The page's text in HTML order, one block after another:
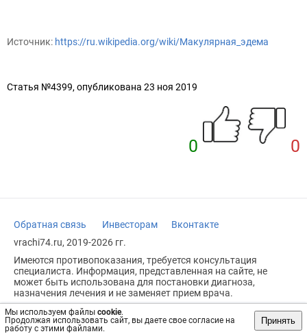
Мы используем файлы cookie.
Продолжая использовать сайт, вы даете свое согласие на
работу с этими файлами.
Принять
Источник: https://ru.wikipedia.org/wiki/Макулярная_эдема
Статья №4399, опубликована 23 ноя 2019
0 0
Обратная связь Инвесторам
Вконтакте
vrachi74.ru, 2019-2026 гг.
Имеются противопоказания, требуется консультация
специалиста. Информация, представленная на сайте, не
может быть использована для постановки диагноза,
назначения лечения и не заменяет прием врача.
Возрастное ограничение: 18+